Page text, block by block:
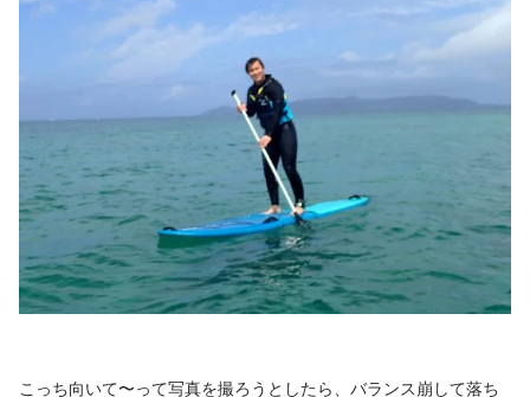
こっち向いて〜って写真を撮ろうとしたら、バランス崩して落ち